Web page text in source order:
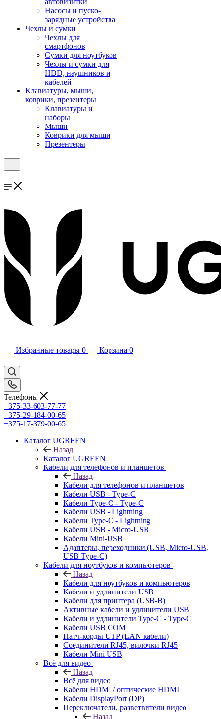
автовизитки
Насосы и пуско-
зарядные устройства
Чехлы и сумки
Чехлы для
смартфонов
Сумки для ноутбуков
Чехлы и сумки для
HDD, наушников и
кабелей
Клавиатуры, мыши,
коврики, презентеры
Клавиатуры и
наборы
Мыши
Коврики для мыши
Презентеры
Избранные товары 0 Корзина 0
Телефоны
+375-33-603-77-77
+375-29-184-00-65
+375-17-379-00-65
Каталог UGREEN
Назад
Каталог UGREEN
Кабели для телефонов и планшетов
Назад
Кабели для телефонов и планшетов
Кабели USB - Type-C
Кабели Type-C - Type-C
Кабели USB - Lightning
Кабели Type-C - Lightning
Кабели USB - Micro-USB
Кабели Mini-USB
Адаптеры, переходники (USB, Micro-USB,
USB Type-C)
Кабели для ноутбуков и компьютеров
Назад
Кабели для ноутбуков и компьютеров
Кабели и удлинители USB
Кабели для принтера (USB-B)
Активные кабели и удлинители USB
Кабели и удлинители Type-C - Type-C
Кабели USB COM
Патч-корды UTP (LAN кабели)
Соединители RJ45, вилочки RJ45
Кабели Mini USB
Всё для видео
Назад
Всё для видео
Кабели HDMI / оптические HDMI
Кабели DisplayPort (DP)
Переключатели, разветвители видео
Назад